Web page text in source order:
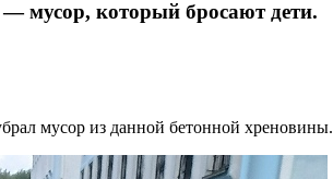
мусор, который бросают дети.
мусор из данной бетонной хреновины.